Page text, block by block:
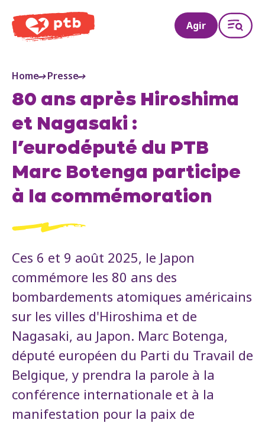
PTB
Agir
Home Presse
80 ans après Hiroshima
et Nagasaki :
l’eurodéputé du PTB
Marc Botenga participe
à la commémoration
Ces 6 et 9 août 2025, le Japon
commémore les 80 ans des
bombardements atomiques américains
sur les villes d'Hiroshima et de
Nagasaki, au Japon. Marc Botenga,
député européen du Parti du Travail de
Belgique, y prendra la parole à la
conférence internationale et à la
manifestation pour la paix de